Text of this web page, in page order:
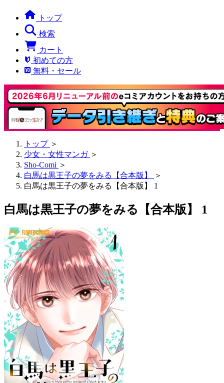
トップ
検索
カート
初めての方
無料・セール
トップ ＞
少女・女性マンガ ＞
Sho-Comi ＞
白馬は黒王子の夢をみる【合本版】
＞
白馬は黒王子の夢をみる【合本版】 1
白馬は黒王子の夢をみる【合本版】 1